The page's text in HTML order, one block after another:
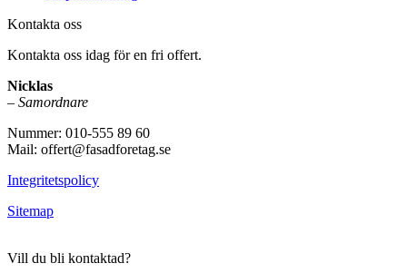
Kontakta oss
Kontakta oss idag för en fri offert.
Nicklas
– Samordnare
Nummer: 010-555 89 60
Mail: offert@fasadforetag.se
Integritetspolicy
Sitemap
Vill du bli kontaktad?